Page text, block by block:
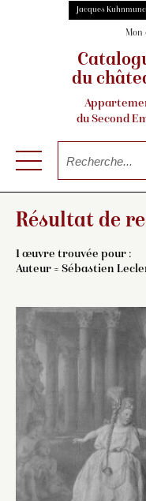
Jacques
Mon
du
du Second
Résultat de
1 œuvre trouvée pour :
Auteur = Sébastien